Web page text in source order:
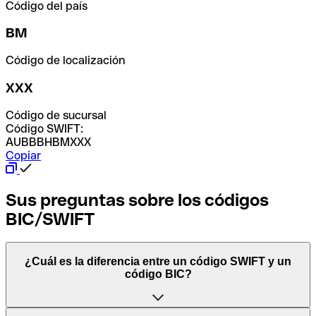
Código del país
BM
Código de localización
XXX
Código de sucursal
Código SWIFT:
AUBBBHBMXXX
Copiar
Sus preguntas sobre los códigos
BIC/SWIFT
¿Cuál es la diferencia entre un código SWIFT y un
código BIC?